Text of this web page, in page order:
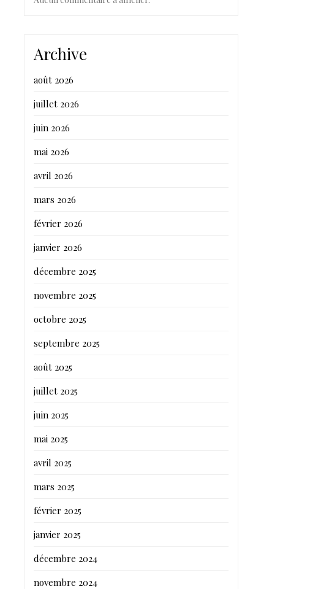
Archive
août 2026
juillet 2026
juin 2026
mai 2026
avril 2026
mars 2026
février 2026
janvier 2026
décembre 2025
novembre 2025
octobre 2025
septembre 2025
août 2025
juillet 2025
juin 2025
mai 2025
avril 2025
mars 2025
février 2025
janvier 2025
décembre 2024
novembre 2024